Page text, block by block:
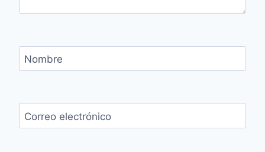
Nombre
Correo electrónico